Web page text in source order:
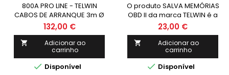
800A PRO LINE - TELWIN
CABOS DE ARRANQUE 3m Ø
35 mm 800A
132,00 €

Adicionar ao
carrinho
 Disponível
O produto SALVA MEMÓRIAS
OBD II da marca TELWIN é a
solução ideal para quem
busca praticidade e
eficiência na manutenção
de veículos. Compatível
com a maioria dos
modelos, permite a leitura
23,00 €

Adicionar ao
carrinho
 Disponível